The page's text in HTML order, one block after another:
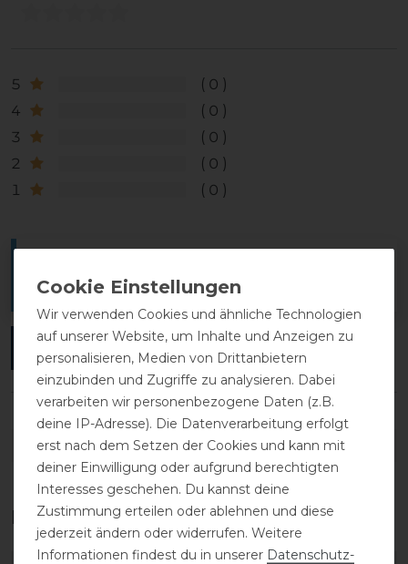
5
0
4
0
3
0
2
0
1
0
verfassen.
DETAILS ZUR PRODUKTSICHERHEIT
Das perfekte Zubehör für dich
Wir verwenden Cookies und ähnliche Technologien
auf unserer Website, um Inhalte und Anzeigen zu
personalisieren, Medien von Drittanbietern
einzubinden und Zugriffe zu analysieren. Dabei
verarbeiten wir personenbezogene Daten (z.B.
deine IP-Adresse). Die Datenverarbeitung erfolgt
erst nach dem Setzen der Cookies und kann mit
deiner Einwilligung oder aufgrund berechtigten
Interesses geschehen. Du kannst deine
Zustimmung erteilen oder ablehnen und diese
jederzeit ändern oder widerrufen. Weitere
Informationen findest du in unserer Daten­schutz­